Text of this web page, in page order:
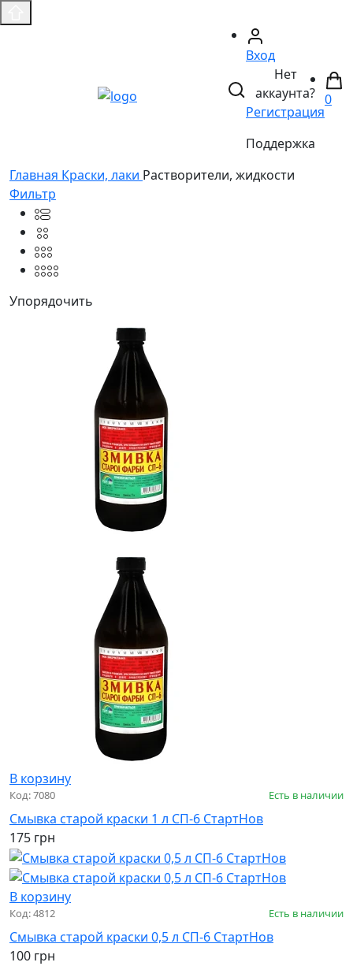
Вход
Нет
аккаунта?
Регистрация
Поддержка
0
Главная Краски, лаки Растворители, жидкости
Фильтр
Упорядочить
В корзину
Код: 7080 Есть в наличии
Смывка старой краски 1 л СП-6 СтартНов
175 грн
В корзину
Код: 4812 Есть в наличии
Смывка старой краски 0,5 л СП-6 СтартНов
100 грн